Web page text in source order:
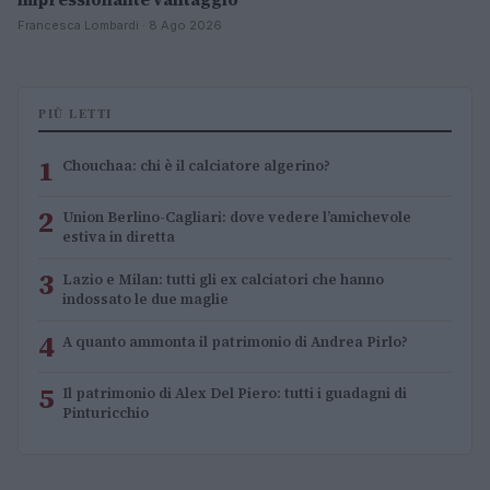
Francesca Lombardi · 8 Ago 2026
PIÙ LETTI
1 Chouchaa: chi è il calciatore algerino?
2 Union Berlino-Cagliari: dove vedere l’amichevole
estiva in diretta
3 Lazio e Milan: tutti gli ex calciatori che hanno
indossato le due maglie
4 A quanto ammonta il patrimonio di Andrea Pirlo?
5 Il patrimonio di Alex Del Piero: tutti i guadagni di
Pinturicchio